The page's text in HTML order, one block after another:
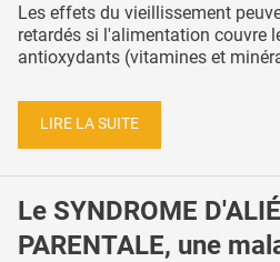
Les effets du vieillissement
retardés si l'alimentation couvre
antioxydants (vitamines et
LIRE LA SUITE
Le SYNDROME
PARENTALE, une